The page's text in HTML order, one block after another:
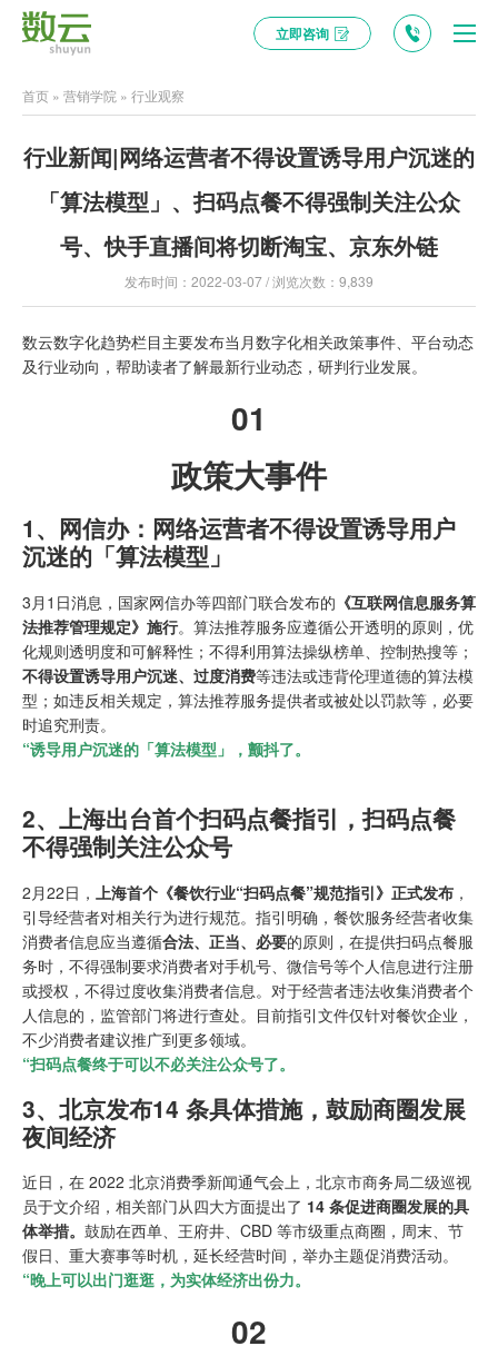
立即咨询
首页 » 营销学院 » 行业观察
行业新闻|网络运营者不得设置诱导用户沉迷的
「算法模型」、扫码点餐不得强制关注公众
号、快手直播间将切断淘宝、京东外链
发布时间：2022-03-07 / 浏览次数：9,839
数云数字化趋势栏目主要发布当月数字化相关政策事件、平台动态
及行业动向，帮助读者了解最新行业动态，研判行业发展。
01
政策大事件
1、网信办：网络运营者不得设置诱导用户
沉迷的「算法模型」
3月1日消息，国家网信办等四部门联合发布的 《互联网信息服务算
法推荐管理规定》施行。算法推荐服务应遵循公开透明的原则，优
化规则透明度和可解释性；不得利用算法操纵榜单、控制热搜等；
不得设置诱导用户沉迷、过度消费等违法或违背伦理道德的算法模
型；如违反相关规定，算法推荐服务提供者或被处以罚款等，必要
时追究刑责。
“诱导用户沉迷的「算法模型」，颤抖了。
2、上海出台首个扫码点餐指引，扫码点餐
不得强制关注公众号
2月22日， 上海首个《餐饮行业“扫码点餐”规范指引》正式发布 ，
引导经营者对相关行为进行规范。指引明确，餐饮服务经营者收集
消费者信息应当遵循合法、正当、必要的原则，在提供扫码点餐服
务时，不得强制要求消费者对手机号、微信号等个人信息进行注册
或授权，不得过度收集消费者信息。对于经营者违法收集消费者个
人信息的，监管部门将进行查处。目前指引文件仅针对餐饮企业，
不少消费者建议推广到更多领域。
“扫码点餐终于可以不必关注公众号了。
3、北京发布14 条具体措施，鼓励商圈发展
夜间经济
近日，在 2022 北京消费季新闻通气会上，北京市商务局二级巡视
员于文介绍，相关部门从四大方面提出了 14 条促进商圈发展的具
体举措。 鼓励在西单、王府井、CBD 等市级重点商圈，周末、节
假日、重大赛事等时机，延长经营时间，举办主题促消费活动。
“晚上可以出门逛逛，为实体经济出份力。
02